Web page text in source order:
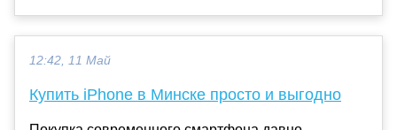
12:42, 11 Май
Купить iPhone в Минске просто и выгодно